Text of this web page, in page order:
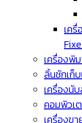
เค
เครื่องพิ
ลิ้นชักเก็
เครื่องนั
คอมพิวเ
เครื่องข